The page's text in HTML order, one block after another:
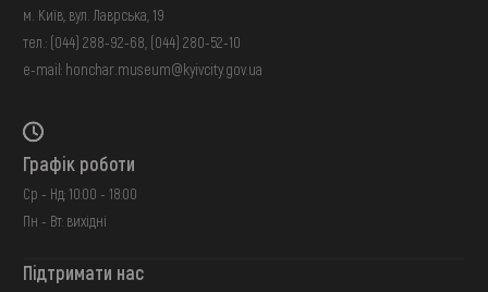
м. Київ, вул. Лаврська, 19
тел.: (044) 288-92-68 (044) 280-52-10
e-mail: honchar.museum@kyivcity.gov.ua
Графік роботи
Ср - Нд: 10:00 - 18:00
Пн - Вт: вихідні
Підтримати нас